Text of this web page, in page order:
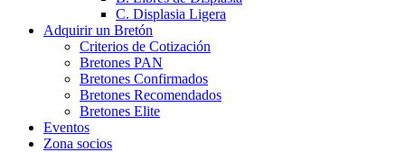
C. Displasia Ligera
Adquirir un Bretón
Criterios de Cotización
Bretones PAN
Bretones Confirmados
Bretones Recomendados
Bretones Elite
Eventos
Zona socios